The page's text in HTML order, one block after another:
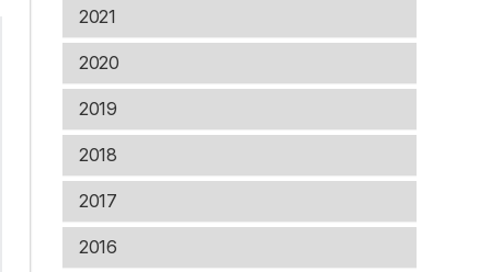
2021
2020
2019
2018
2017
2016